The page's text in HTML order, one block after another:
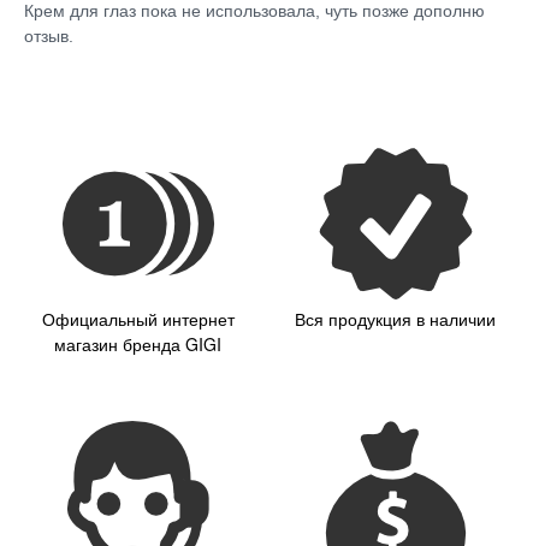
Крем для глаз пока не использовала, чуть позже дополню
отзыв.
Официальный интернет
магазин бренда GIGI
Вся продукция в наличии